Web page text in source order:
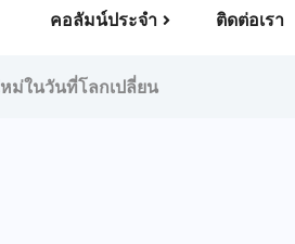
คอลัมน์ประจำ ติดต่อเรา
หม่ในวันที่โลกเปลี่ยน